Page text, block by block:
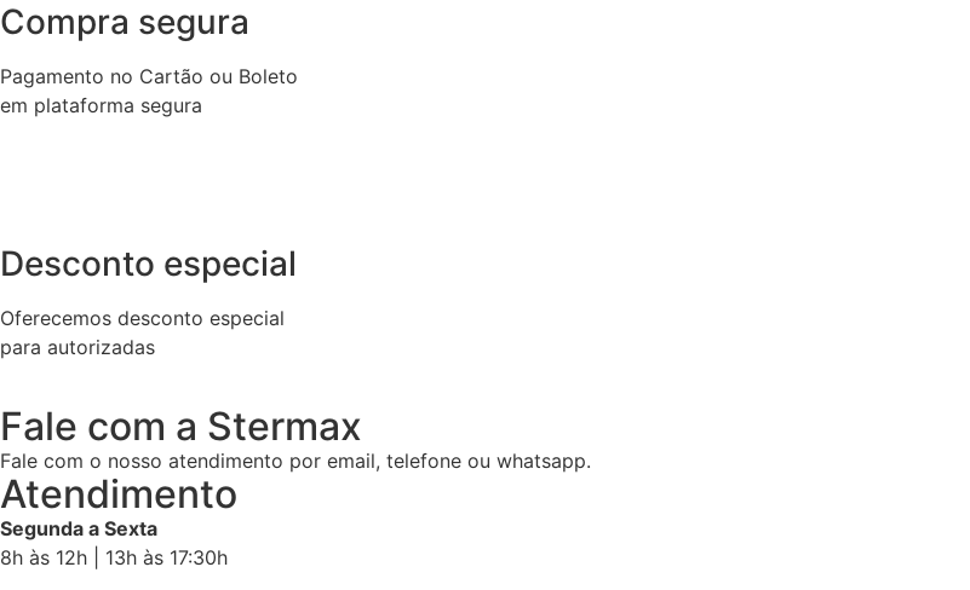
Compra segura
Pagamento no Cartão ou Boleto
em plataforma segura
Desconto especial
Oferecemos desconto especial
para autorizadas
Fale com a Stermax
Fale com o nosso atendimento por email, telefone ou whatsapp.
Atendimento
Segunda a Sexta
8h às 12h | 13h às 17:30h